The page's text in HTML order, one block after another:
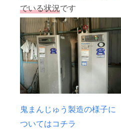
でいる状況です
鬼まんじゅう製造の様子に
ついてはコチラ